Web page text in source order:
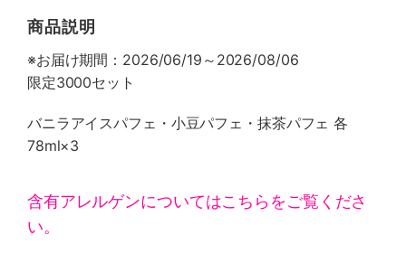
商品説明
※お届け期間：2026/06/19～2026/08/06
限定3000セット
バニラアイスパフェ・小豆パフェ・抹茶パフェ 各
78ml×3
含有アレルゲンについてはこちらをご覧くださ
い。